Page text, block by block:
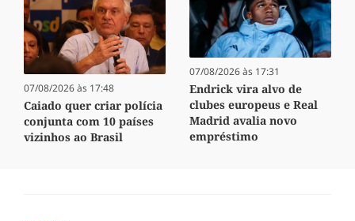
07/08/2026 às 17:48
Caiado quer criar polícia
conjunta com 10 países
vizinhos ao Brasil
07/08/2026 às 17:31
Endrick vira alvo de
clubes europeus e Real
Madrid avalia novo
empréstimo